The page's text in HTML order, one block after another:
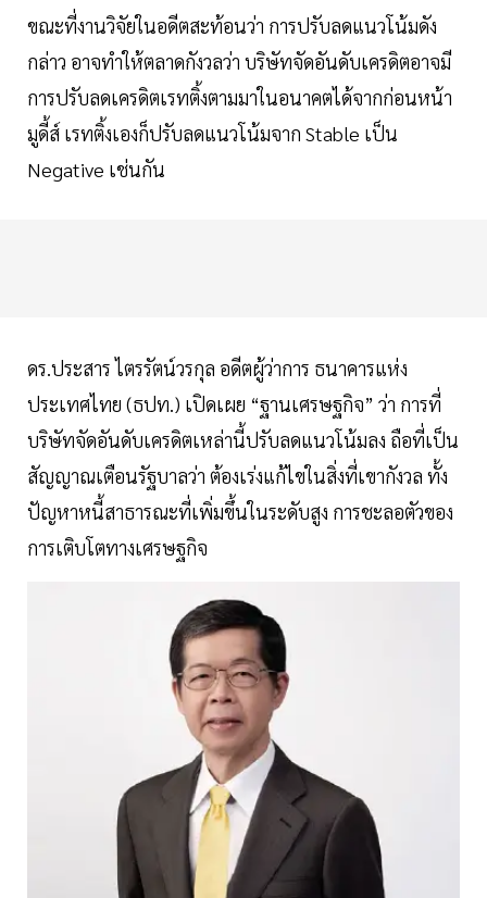
ขณะที่งานวิจัยในอดีตสะท้อนว่า การปรับลดแนวโน้มดัง
กล่าว อาจทำให้ตลาดกังวลว่า บริษัทจัดอันดับเครดิตอาจมี
การปรับลดเครดิตเรทติ้งตามมาในอนาคตได้จากก่อนหน้า
มูดี้ส์ เรทติ้งเองก็ปรับลดแนวโน้มจาก Stable เป็น
Negative เช่นกัน
ดร.ประสาร ไตรรัตน์วรกุล อดีตผู้ว่าการ ธนาคารแห่ง
ประเทศไทย (ธปท.) เปิดเผย “ฐานเศรษฐกิจ” ว่า การที่
บริษัทจัดอันดับเครดิตเหล่านี้ปรับลดแนวโน้มลง ถือที่เป็น
สัญญาณเตือนรัฐบาลว่า ต้องเร่งแก้ไขในสิ่งที่เขากังวล ทั้ง
ปัญหาหนี้สาธารณะที่เพิ่มขึ้นในระดับสูง การชะลอตัวของ
การเติบโตทางเศรษฐกิจ